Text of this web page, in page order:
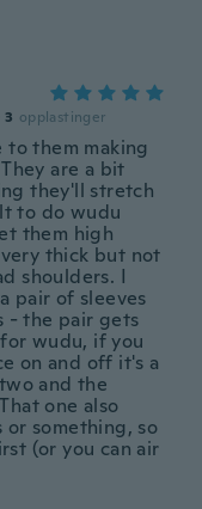
3 opplastinger
to them making
are a bit
they'll stretch
to do wudu
them high
thick but not
shoulders. I
pair of sleeves
- the pair gets
wudu, if you
on and off it's a
and the
one also
or something, so
(or you can air